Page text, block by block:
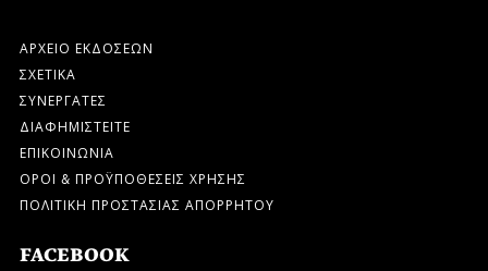
ΑΡΧΕΙΟ ΕΚΔΟΣΕΩΝ
ΣΧΕΤΙΚΑ
ΣΥΝΕΡΓΑΤΕΣ
ΔΙΑΦΗΜΙΣΤΕΙΤΕ
ΕΠΙΚΟΙΝΩΝΙΑ
ΟΡΟΙ & ΠΡΟΫΠΟΘΕΣΕΙΣ ΧΡΗΣΗΣ
ΠΟΛΙΤΙΚΗ ΠΡΟΣΤΑΣΙΑΣ ΑΠΟΡΡΗΤΟΥ
FACEBOOK